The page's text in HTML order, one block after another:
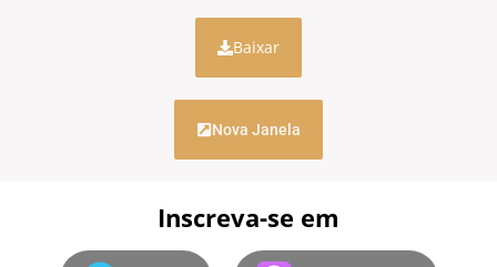
Baixar
Nova Janela
Inscreva-se em